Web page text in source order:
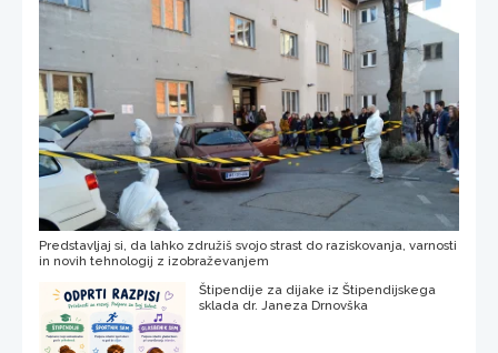
Predstavljaj si, da lahko združiš svojo strast do raziskovanja, varnosti
in novih tehnologij z izobraževanjem
Štipendije za dijake iz Štipendijskega
sklada dr. Janeza Drnovška